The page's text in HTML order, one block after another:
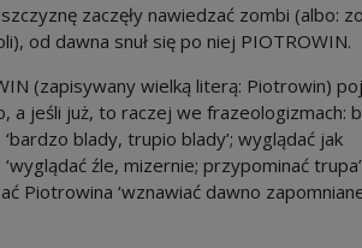
zaczęły nawiedzać zombi (albo:
od dawna snuł się po niej PIOTROWIN.
(zapisywany wielką literą: Piotrowin)
a jeśli już, to raczej we frazeologizmach:
blady, trupio blady’; wyglądać jak
źle, mizernie; przypominać
Piotrowina ‘wznawiać dawno